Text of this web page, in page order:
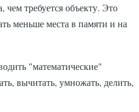
чем требуется объекту. Это
меньше места в памяти и на
"математические"
вычитать, умножать, делить,